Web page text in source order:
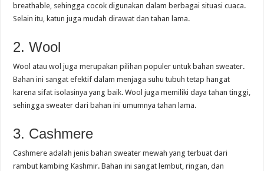
breathable, sehingga cocok digunakan dalam berbagai situasi cuaca.
Selain itu, katun juga mudah dirawat dan tahan lama.
2. Wool
Wool atau wol juga merupakan pilihan populer untuk bahan sweater.
Bahan ini sangat efektif dalam menjaga suhu tubuh tetap hangat
karena sifat isolasinya yang baik. Wool juga memiliki daya tahan tinggi,
sehingga sweater dari bahan ini umumnya tahan lama.
3. Cashmere
Cashmere adalah jenis bahan sweater mewah yang terbuat dari
rambut kambing Kashmir. Bahan ini sangat lembut, ringan, dan